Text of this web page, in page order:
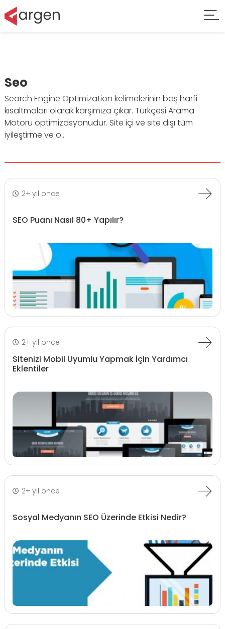
Seo
Search Engine Optimization kelimelerinin baş harfi
kısaltmaları olarak karşımıza çıkar. Türkçesi Arama
Motoru optimizasyonudur. Site içi ve site dışı tüm
iyileştirme ve o...
2+ yıl önce
SEO Puanı Nasıl 80+ Yapılır?
2+ yıl önce
Sitenizi Mobil Uyumlu Yapmak İçin Yardımcı
Eklentiler
2+ yıl önce
Sosyal Medyanın SEO Üzerinde Etkisi Nedir?